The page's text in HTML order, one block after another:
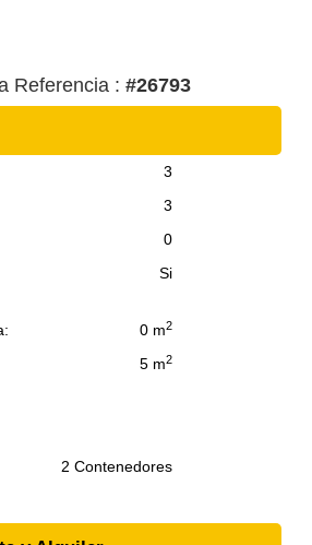
contenedores, vivienda y depósito.
Tiene unos 800 árboles de Olivo en
resto un parque especial. Consulte más
Referencia : #26793
3
3
0
Si
0 m2
5 m2
2 Contenedores